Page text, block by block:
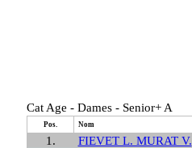
Cat Age - Dames - Senior+ A
Pos. Nom
1. FIEVET L. MURAT V.